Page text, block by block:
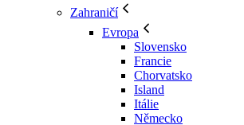
Zahraničí
Evropa
Slovensko
Francie
Chorvatsko
Island
Itálie
Německo